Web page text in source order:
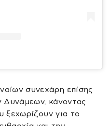
συνεχάρη επίσης
Δυνάμεων, κάνοντας
ξεχωρίζουν για το